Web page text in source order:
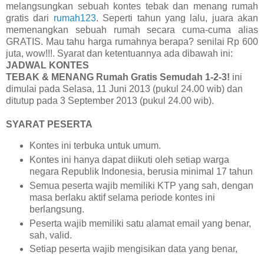
melangsungkan sebuah kontes tebak dan menang rumah
gratis dari rumah123. Seperti tahun yang lalu, juara akan
memenangkan sebuah rumah secara cuma-cuma alias
GRATIS. Mau tahu harga rumahnya berapa? senilai Rp 600
juta, wow!!!. Syarat dan ketentuannya ada dibawah ini:
JADWAL KONTES
TEBAK & MENANG Rumah Gratis Semudah 1-2-3! ini
dimulai pada Selasa, 11 Juni 2013 (pukul 24.00 wib) dan
ditutup pada 3 September 2013 (pukul 24.00 wib).
SYARAT PESERTA
Kontes ini terbuka untuk umum.
Kontes ini hanya dapat diikuti oleh setiap warga
negara Republik Indonesia, berusia minimal 17 tahun
Semua peserta wajib memiliki KTP yang sah, dengan
masa berlaku aktif selama periode kontes ini
berlangsung.
Peserta wajib memiliki satu alamat email yang benar,
sah, valid.
Setiap peserta wajib mengisikan data yang benar,